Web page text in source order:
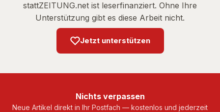
stattZEITUNG.net ist leserfinanziert. Ohne Ihre
Unterstützung gibt es diese Arbeit nicht.
Jetzt unterstützen
Nichts verpassen
Neue Artikel direkt in Ihr Postfach — kostenlos und jederzeit